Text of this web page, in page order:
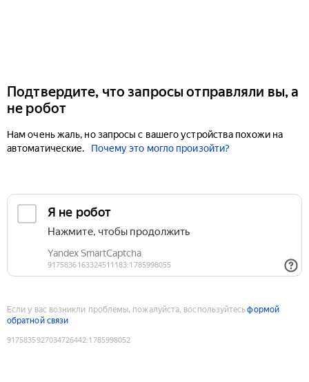
Подтвердите, что запросы отправляли вы, а
не робот
Нам очень жаль, но запросы с вашего устройства похожи на
автоматические.
Почему это могло произойти?
Если у вас возникли проблемы, пожалуйста, воспользуйтесьформой
обратной связи
9175835927034726442:1785998052